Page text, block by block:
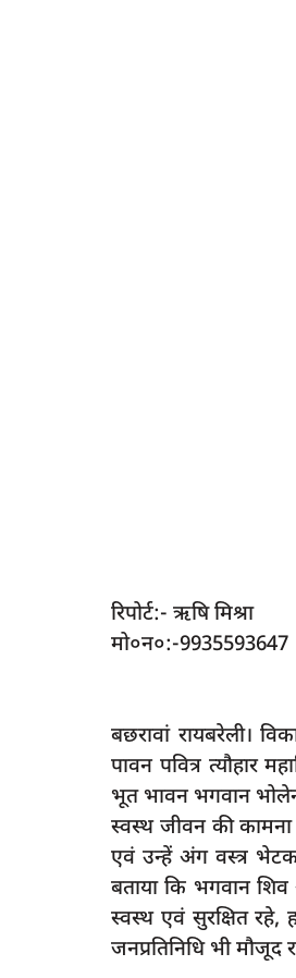
रिपोर्ट:- ऋषि मिश्रा
मो०न०:-9935593647
बछरावां रायबरेली।
पावन पवित्र त्यौहार
भूत भावन भगवान
स्वस्थ जीवन की कामना
एवं उन्हें अंग वस्त्र
बताया कि भगवान
स्वस्थ एवं सुरक्षित रहे,
जनप्रतिनिधि भी मौजूद
latest